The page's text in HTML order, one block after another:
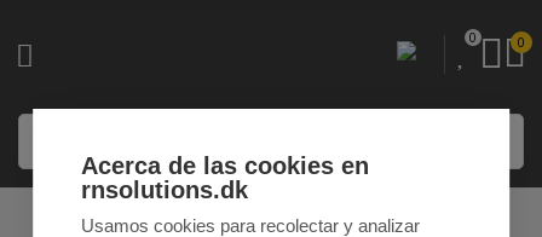
0 0
Acerca de las cookies en
rnsolutions.dk
Usamos cookies para recolectar y analizar